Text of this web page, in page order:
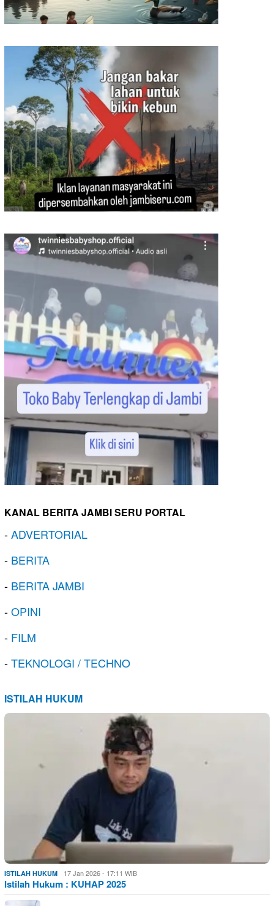
KANAL BERITA JAMBI SERU PORTAL
-ADVERTORIAL
- BERITA
- BERITA JAMBI
-OPINI
- FILM
-TEKNOLOGI / TECHNO
ISTILAH HUKUM
ISTILAH HUKUM 17 Jan 2026 - 17:11 WIB
Istilah Hukum : KUHAP 2025